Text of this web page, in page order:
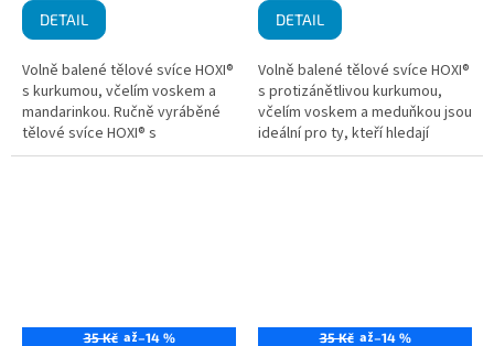
DETAIL
Volně balené tělové svíce HOXI®
s kurkumou, včelím voskem a
mandarinkou. Ručně vyráběné
tělové svíce HOXI® s
esenciálním olejem mandarinky
DETAIL
Volně balené tělové svíce HOXI®
s protizánětlivou kurkumou,
včelím voskem a meduňkou jsou
ideální pro ty, kteří hledají
přírodní a holistický způsob, jak
35 Kč až–14 % 35 Kč až–14 %